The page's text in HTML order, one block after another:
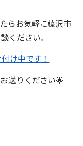
らお気軽に藤沢市
ください。
け中です！
送りください🌟